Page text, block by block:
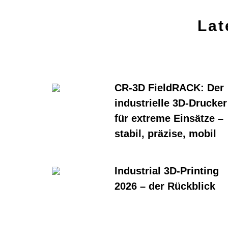
CR-3D FieldRACK: Der
industrielle 3D-Drucker
für extreme Einsätze –
stabil, präzise, mobil
Industrial 3D-Printing
2026 – der Rückblick